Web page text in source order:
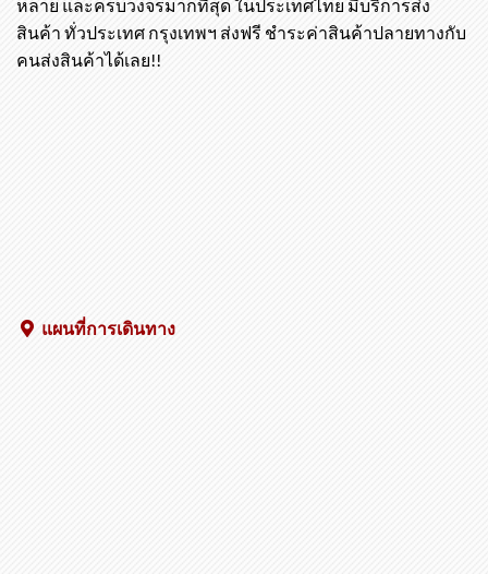
ร้านไทยจราจร แหล่งขายอุปกรณ์จราจร ที่ทันสมัย หลาก
หลาย และครบวงจรมากที่สุด ในประเทศไทย มีบริการส่ง